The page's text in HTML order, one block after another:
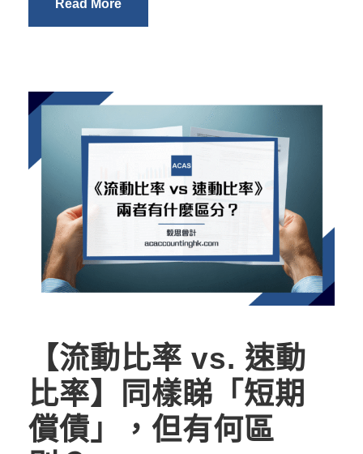
Read More
【流動比率 vs. 速動
比率】同樣睇「短期
償債」，但有何區